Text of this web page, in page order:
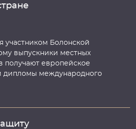
участником Болонской
выпускники местных
получают европейское
дипломы международного